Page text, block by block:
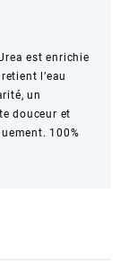
est enrichie
l’eau
un
douceur et
100%